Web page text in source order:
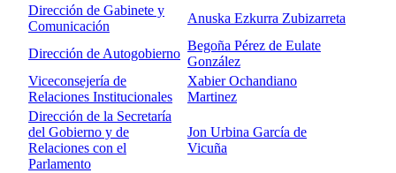
Dirección de Gabinete y
Comunicación
Anuska Ezkurra Zubizarreta
Dirección de Autogobierno
Begoña Pérez de Eulate
González
Viceconsejería de
Relaciones Institucionales
Xabier Ochandiano
Martinez
Dirección de la Secretaría
del Gobierno y de
Relaciones con el
Parlamento
Jon Urbina García de
Vicuña